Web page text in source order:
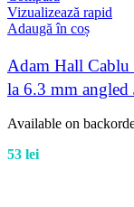
Vizualizează rapid
Adaugă în coș
Adam Hall
la 6.3 mm
Available on
53 lei